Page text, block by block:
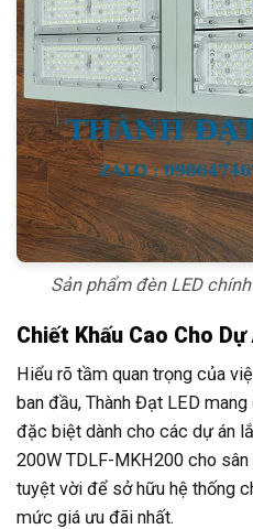
Sản phẩm đèn LED
Chiết Khấu Cao Cho Dự
Hiểu rõ tầm quan trọng của
ban đầu, Thành Đạt LED
đặc biệt dành cho các dự án
200W TDLF-MKH200 cho
tuyệt vời để sở hữu hệ thống
mức giá ưu đãi nhất.